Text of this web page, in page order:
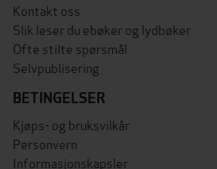
Kontakt oss
Slik leser du ebøker og lydbøker
Ofte stilte spørsmål
Selvpublisering
BETINGELSER
Kjøps- og bruksvilkår
Personvern
Informasjonskapsler